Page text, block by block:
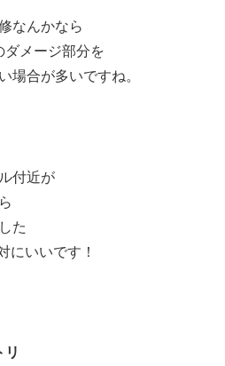
なんかなら
ダメージ部分を
場合が多いですね。
付近が
た
にいいです！